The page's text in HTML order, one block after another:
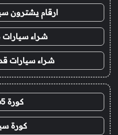
ارقام يشترون
شراء
شراء سيارات
كورة 365
كورة